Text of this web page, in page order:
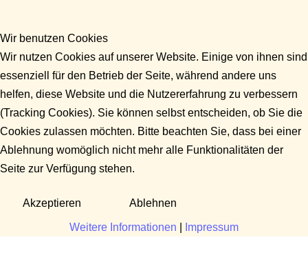
Wir benutzen Cookies
Wir nutzen Cookies auf unserer Website. Einige von ihnen sind
essenziell für den Betrieb der Seite, während andere uns
helfen, diese Website und die Nutzererfahrung zu verbessern
(Tracking Cookies). Sie können selbst entscheiden, ob Sie die
Cookies zulassen möchten. Bitte beachten Sie, dass bei einer
Ablehnung womöglich nicht mehr alle Funktionalitäten der
Seite zur Verfügung stehen.
Akzeptieren Ablehnen
Weitere Informationen Impressum